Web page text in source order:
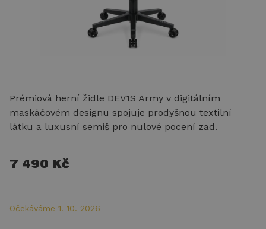
Prémiová herní židle DEV1S Army v digitálním
maskáčovém designu spojuje prodyšnou textilní
látku a luxusní semiš pro nulové pocení zad.
7 490 Kč
Očekáváme 1. 10. 2026